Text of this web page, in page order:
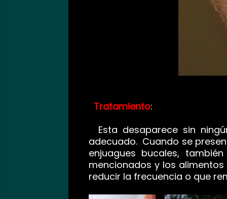
Tratamiento:
Esta desaparece sin
adecuado. Cuando se
enjuagues bucales,
mencionados y los
reducir la frecuencia o que